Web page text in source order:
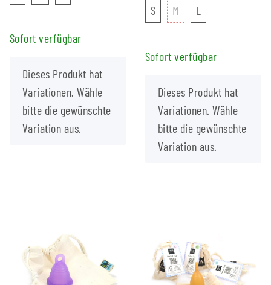
Sofort verfügbar
x
Dieses Produkt hat
Variationen. Wähle
bitte die gewünschte
Variation aus.
SS M M L
Sofort verfügbar
x
Dieses Produkt hat
Variationen. Wähle
bitte die gewünschte
Variation aus.